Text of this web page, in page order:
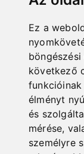
Ez a
következő
funkcióinak
élményt
és
mérése,
személyre